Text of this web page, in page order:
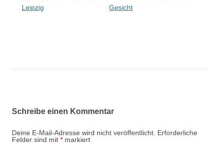
Leipzig
Gesicht
Schreibe einen Kommentar
Deine E-Mail-Adresse wird nicht veröffentlicht. Erforderliche
Felder sind mit * markiert